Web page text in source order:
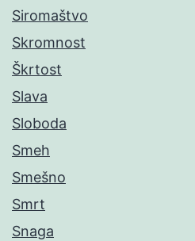
Siromaštvo
Skromnost
Škrtost
Slava
Sloboda
Smeh
Smešno
Smrt
Snaga